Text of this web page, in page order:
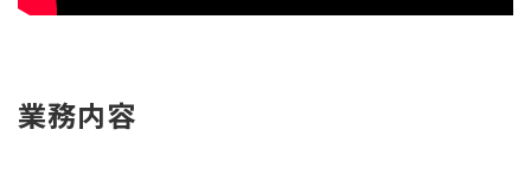
業務内容